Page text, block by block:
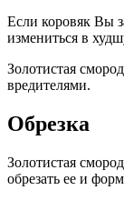
Если коровяк Вы
измениться в
Золотистая
вредителями.
Обрезка
Золотистая
обрезать ее и